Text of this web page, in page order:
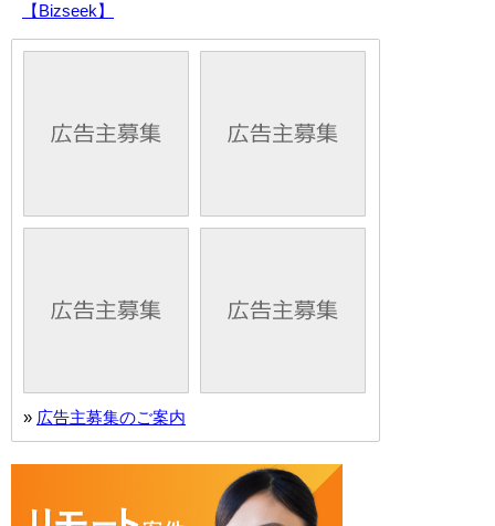
【Bizseek】
» 広告主募集のご案内